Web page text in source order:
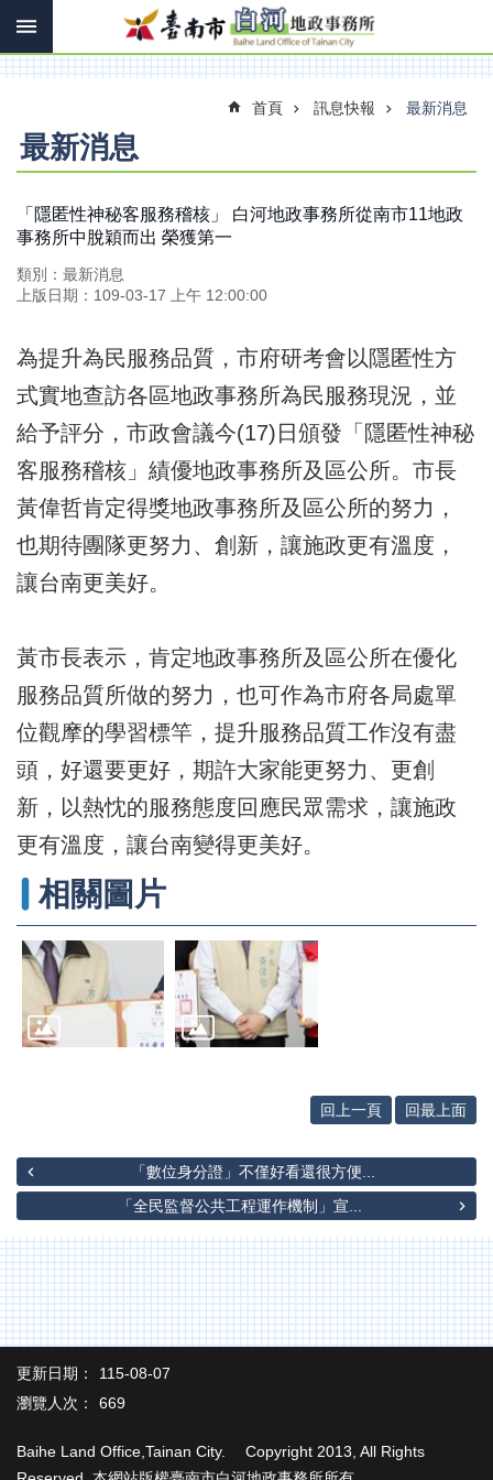
跳到主要內容區塊
搜
進
階
訊
息
報
簡
介
線
申
辦
與
查
詢
服
民
意
交
下
載
專
主
題
區
地
籍
圖
實
價
登
未
辦
承
首頁 訊息快報 最新消息
最新消息
「隱匿性神秘客服務稽核」 白河地政事務所從南市11地政
事務所中脫穎而出 榮獲第一
類別：最新消息
上版日期：109-03-17 上午 12:00:00
為提升為民服務品質，市府研考會以隱匿性方
式實地查訪各區地政事務所為民服務現況，並
給予評分，市政會議今(17)日頒發「隱匿性神秘
客服務稽核」績優地政事務所及區公所。市長
黃偉哲肯定得獎地政事務所及區公所的努力，
也期待團隊更努力、創新，讓施政更有溫度，
讓台南更美好。
黃市長表示，肯定地政事務所及區公所在優化
服務品質所做的努力，也可作為市府各局處單
位觀摩的學習標竿，提升服務品質工作沒有盡
頭，好還要更好，期許大家能更努力、更創
新，以熱忱的服務態度回應民眾需求，讓施政
更有溫度，讓台南變得更美好。
相關圖片
回上一頁 回最上面
「數位身分證」不僅好看還很方便...
「全民監督公共工程運作機制」宣...
更新日期：
115-08-07
瀏覽人次：
669
Baihe Land Office,Tainan City. Copyright 2013, All Rights